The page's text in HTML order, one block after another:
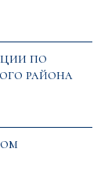
по
района